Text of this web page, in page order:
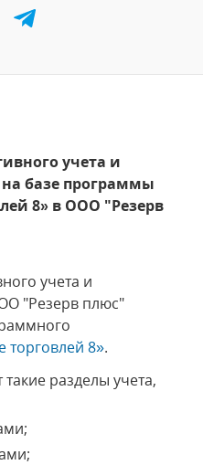
учета и
базе программы
8» в ООО "Резерв
учета и
"Резерв плюс"
торговлей 8».
разделы учета,